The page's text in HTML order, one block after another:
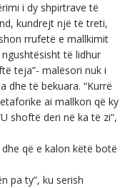
i dy shpirtrave të
kundrejt një të treti,
rrufetë e mallkimit
të lidhur
teja”- malësori nuk i
dhe të bekuara. “Kurrë
ai mallkon që ky
shoftë deri në ka të zi”,
që e kalon këtë botë
pa ty”, ku serish